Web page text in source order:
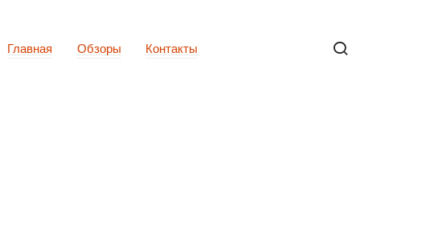
Главная Обзоры Контакты